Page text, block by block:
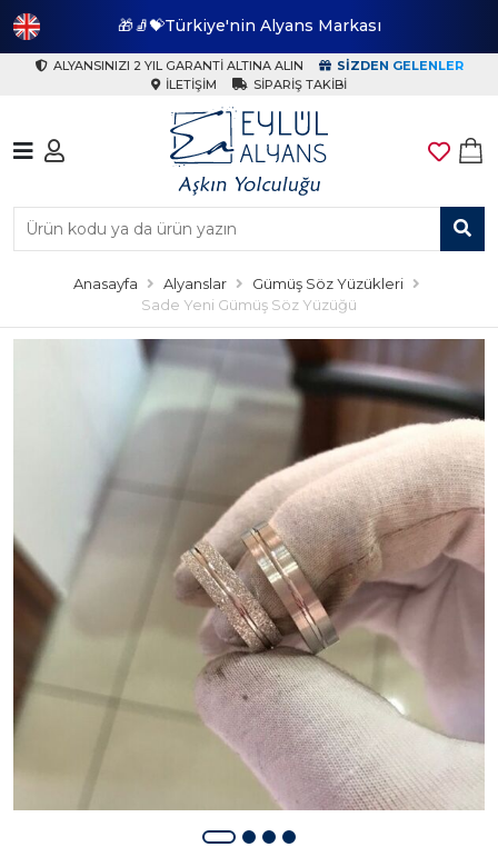
🎁🧦💝Türkiye'nin Alyans Markası
ALYANSINIZI 2 YIL GARANTI ALTINA ALIN
SIZDEN GELENLER
İLETIŞIM
SIPARIŞ TAKIBI
Anasayfa Alyanslar
Gümüş Söz Yüzükleri
Sade Yeni Gümüş Söz Yüzüğü